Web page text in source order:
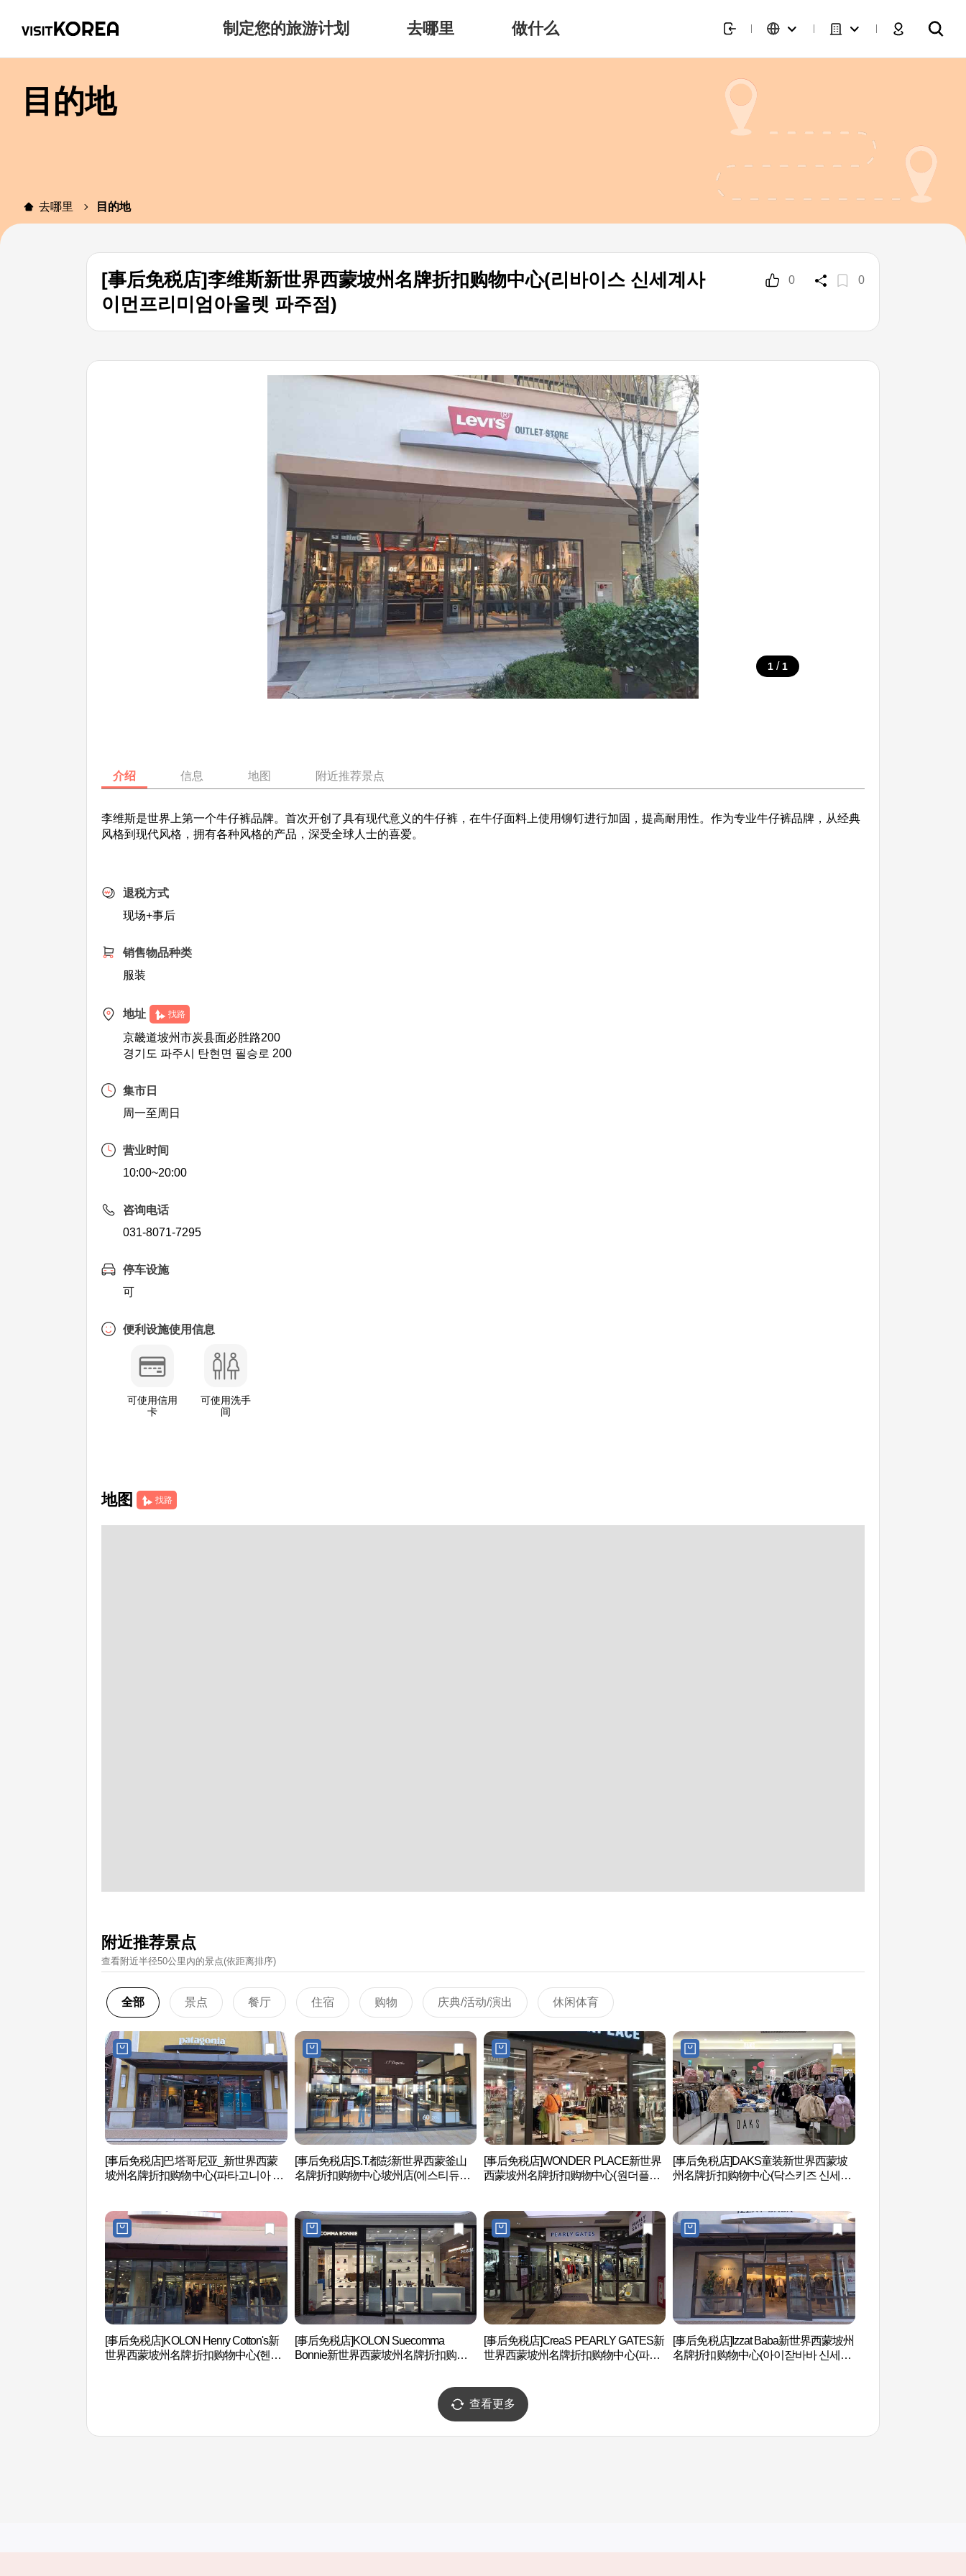
制定您的旅游计划 去哪里 做什么
目的地
去哪里 目的地
[事后免税店]李维斯新世界西蒙坡州名牌折扣购物中心(리바이스 신세계사
이먼프리미엄아울렛 파주점)
0 0
1 / 1
介绍 信息 地图 附近推荐景点
李维斯是世界上第一个牛仔裤品牌。首次开创了具有现代意义的牛仔裤，在牛仔面料上使用铆钉进行加固，提高耐用性。作为专业牛仔裤品牌，从经典
风格到现代风格，拥有各种风格的产品，深受全球人士的喜爱。
退税方式
现场+事后
销售物品种类
服装
地址 找路
京畿道坡州市炭县面必胜路200
경기도 파주시 탄현면 필승로 200
集市日
周一至周日
营业时间
10:00~20:00
咨询电话
031-8071-7295
停车设施
可
便利设施使用信息
可使用信用
卡
可使用洗手
间
地图 找路
附近推荐景点
查看附近半径50公里內的景点(依距离排序)
全部 景点 餐厅 住宿 购物 庆典/活动/演出 休闲体育
[事后免税店]巴塔哥尼亚_新世界西蒙
坡州名牌折扣购物中心(파타고니아 신
[事后免税店]S.T.都彭新世界西蒙釜山
名牌折扣购物中心坡州店(에스티듀퐁
[事后免税店]WONDER PLACE新世界
西蒙坡州名牌折扣购物中心(원더플레
[事后免税店]DAKS童装新世界西蒙坡
州名牌折扣购物中心(닥스키즈 신세계
[事后免税店]KOLON Henry Cotton's新
世界西蒙坡州名牌折扣购物中心(헨리
[事后免税店]KOLON Suecomma
Bonnie新世界西蒙坡州名牌折扣购物
[事后免税店]CreaS PEARLY GATES新
世界西蒙坡州名牌折扣购物中心(파리
[事后免税店]Izzat Baba新世界西蒙坡州
名牌折扣购物中心(아이잗바바 신세계
查看更多